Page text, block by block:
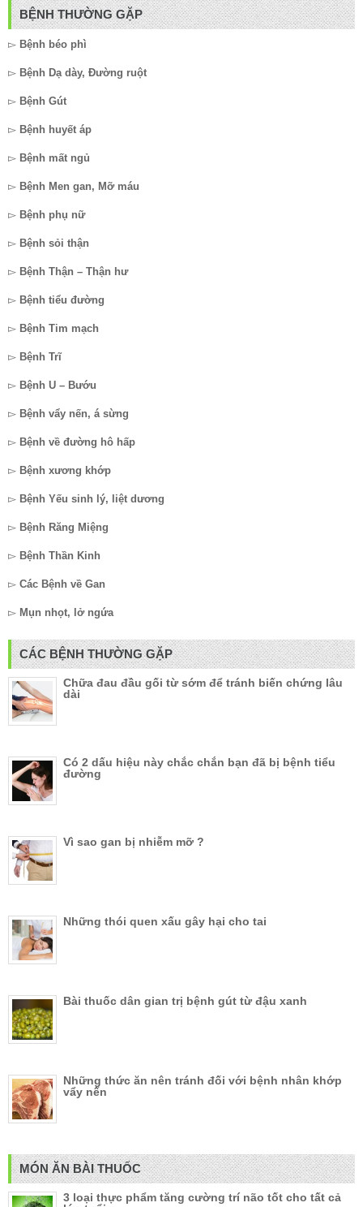
BỆNH THƯỜNG GẶP
▻ Bệnh béo phì
▻ Bệnh Dạ dày, Đường ruột
▻ Bệnh Gút
▻ Bệnh huyết áp
▻ Bệnh mất ngủ
▻ Bệnh Men gan, Mỡ máu
▻ Bệnh phụ nữ
▻ Bệnh sỏi thận
▻ Bệnh Thận – Thận hư
▻ Bệnh tiểu đường
▻ Bệnh Tim mạch
▻ Bệnh Trĩ
▻ Bệnh U – Bướu
▻ Bệnh vẩy nến, á sừng
▻ Bệnh về đường hô hấp
▻ Bệnh xương khớp
▻ Bệnh Yếu sinh lý, liệt dương
▻ Bệnh Răng Miệng
▻ Bệnh Thần Kinh
▻ Các Bệnh về Gan
▻ Mụn nhọt, lở ngứa
CÁC BỆNH THƯỜNG GẶP
Chữa đau đầu gối từ sớm để tránh biến chứng lâu
dài
Có 2 dấu hiệu này chắc chắn bạn đã bị bệnh tiểu
đường
Vì sao gan bị nhiễm mỡ ?
Những thói quen xấu gây hại cho tai
Bài thuốc dân gian trị bệnh gút từ đậu xanh
Những thức ăn nên tránh đối với bệnh nhân khớp
vẩy nến
MÓN ĂN BÀI THUỐC
3 loại thực phẩm tăng cường trí não tốt cho tất cả